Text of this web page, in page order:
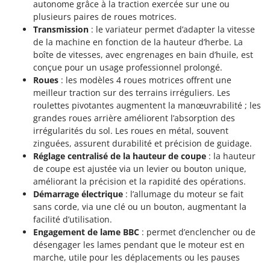
autonome grâce à la traction exercée sur une ou
plusieurs paires de roues motrices.
Transmission : le variateur permet d’adapter la vitesse
de la machine en fonction de la hauteur d’herbe. La
boîte de vitesses, avec engrenages en bain d’huile, est
conçue pour un usage professionnel prolongé.
Roues : les modèles 4 roues motrices offrent une
meilleur traction sur des terrains irréguliers. Les
roulettes pivotantes augmentent la manœuvrabilité ; les
grandes roues arrière améliorent l’absorption des
irrégularités du sol. Les roues en métal, souvent
zinguées, assurent durabilité et précision de guidage.
Réglage centralisé de la hauteur de coupe : la hauteur
de coupe est ajustée via un levier ou bouton unique,
améliorant la précision et la rapidité des opérations.
Démarrage électrique : l’allumage du moteur se fait
sans corde, via une clé ou un bouton, augmentant la
facilité d’utilisation.
Engagement de lame BBC : permet d’enclencher ou de
désengager les lames pendant que le moteur est en
marche, utile pour les déplacements ou les pauses